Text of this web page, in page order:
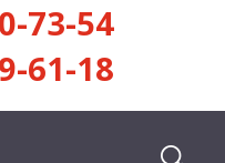
73-54
61-18